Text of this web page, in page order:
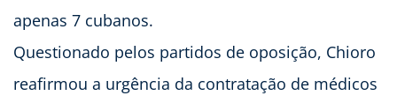
apenas 7 cubanos.
Questionado pelos partidos de oposição, Chioro
reafirmou a urgência da contratação de médicos